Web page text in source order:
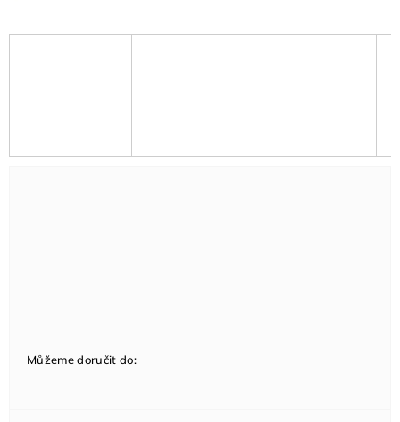
Můžeme doručit do: